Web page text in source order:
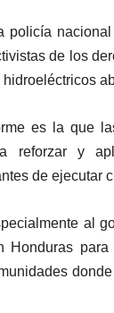
de los
es la que
reforzar y
de ejecutar
al